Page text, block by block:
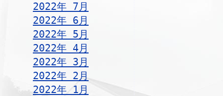
2022年 7月
2022年 6月
2022年 5月
2022年 4月
2022年 3月
2022年 2月
2022年 1月